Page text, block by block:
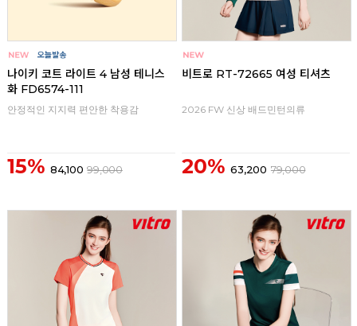
나이키 코트 라이트 4 남성 테니스
화 FD6574-111
안정적인 지지력 편안한 착용감
15% 84,100 99,000
비트로 RT-72665 여성 티셔츠
2026 FW 신상 배드민턴의류
20% 63,200 79,000